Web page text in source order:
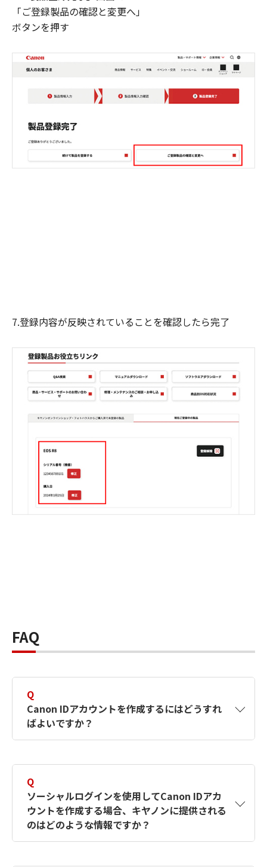
「ご登録製品の確認と変更へ」
ボタンを押す
7.登録内容が反映されていることを確認したら完了
FAQ
Q
Canon IDアカウントを作成するにはどうすれ
ばよいですか？
す。詳しい作成方法は【カメラ】Canon IDとは
何ですか？Canon IDの作成方法は？をご確認く
ださい。
Q
ソーシャルログインを使用してCanon IDアカ
ウントを作成する場合、キヤノンに提供される
のはどのような情報ですか？